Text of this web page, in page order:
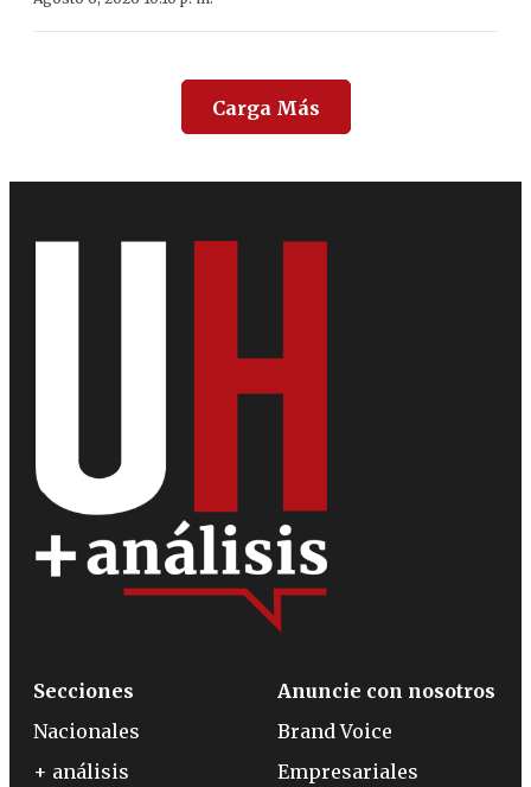
Carga Más
Secciones
Nacionales
+ análisis
Anuncie con nosotros
Brand Voice
Empresariales